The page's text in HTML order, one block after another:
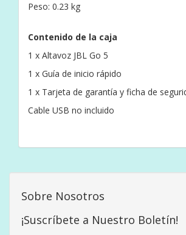
Peso: 0.23 kg
Contenido de la caja
1 x Altavoz JBL Go 5
1 x Guía de inicio rápido
1 x Tarjeta de garantía y ficha de
Cable USB no incluido
Sobre Nosotros
¡Suscríbete a Nuestro Boletín!